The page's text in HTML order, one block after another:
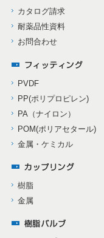
カタログ請求
耐薬品性資料
お問合わせ
PVDF
PP(ポリプロピレン)
PA（ナイロン）
POM(ポリアセタール)
金属・ケミカル
樹脂
金属